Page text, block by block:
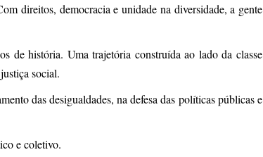
direitos, democracia e unidade na diversidade, a gente
de história. Uma trajetória construída ao lado da classe
social.
das desigualdades, na defesa das políticas públicas e
e coletivo.